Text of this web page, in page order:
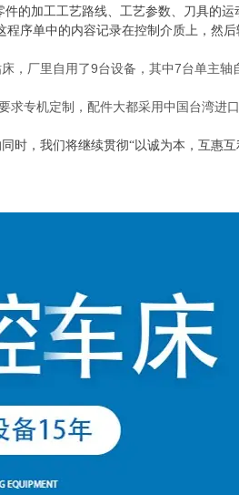
的加工工艺路线、工艺参数、刀具的运
序单中的内容记录在控制介质上，然
，厂里自用了9台设备，其中7台单主轴
专机定制，配件大都采用中国台湾进
时，我们将继续贯彻“以诚为本，互惠